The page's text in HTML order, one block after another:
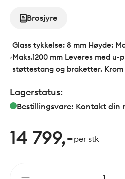
Brosjyre
Glass tykkelse: 8 mm Høyde:
Maks.1200 mm Leveres med
støttestang og braketter.
Lagerstatus:
Bestillingsvare: Kontakt din
14 799,-per stk